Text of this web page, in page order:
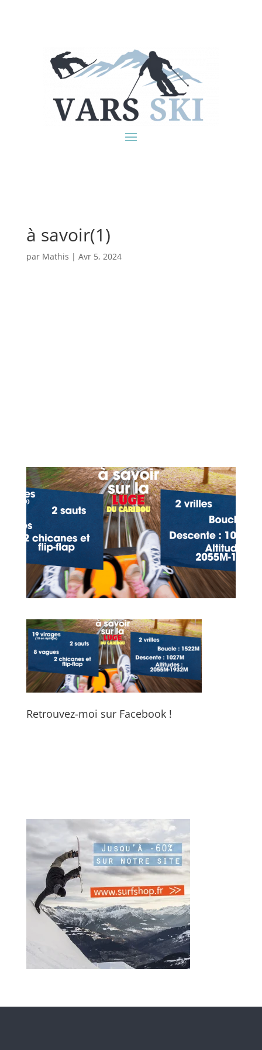
à savoir(1)
par Mathis | Avr 5, 2024
Retrouvez-moi sur Facebook !